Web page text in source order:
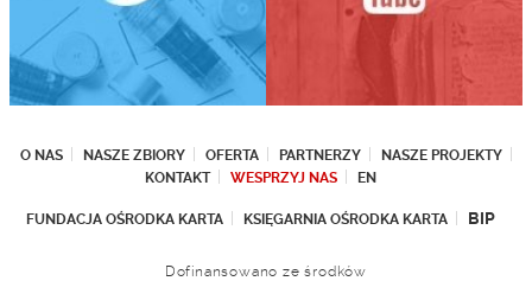
O NAS NASZE ZBIORY OFERTA PARTNERZY
NASZE PROJEKTY
KONTAKT
WESPRZYJ NAS EN
FUNDACJA OŚRODKA KARTA KSIĘGARNIA OŚRODKA KARTA BIP
Dofinansowano ze środków